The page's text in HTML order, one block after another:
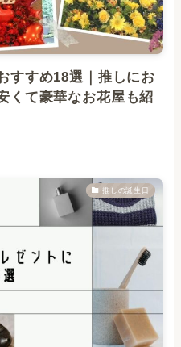
すすめ18選｜推しにお
くて豪華なお花屋も紹
推しの誕生日